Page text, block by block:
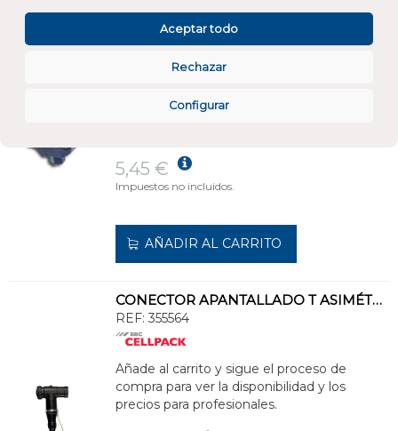
Configurar
Rechazar
Aceptar todo
CONECTOR TIPO CPA-10
REF:0581028
compra para ver la disponibilidad y los
5,45 €
Impuestos no incluidos.
AÑADIR AL CARRITO
CONECTOR APANTALLADO T ASIMÉTRICO PASATAPAS TIPO C CTS 630A 36kV 150-240
REF: 355564
Añade al carrito y sigue el proceso de
compra para ver la disponibilidad y los
precios para profesionales.